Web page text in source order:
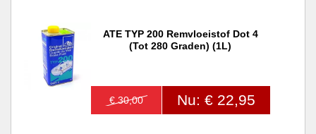
ATE TYP 200 Remvloeistof Dot 4
(tot 280 Graden) (1L)
€ 30,00 Nu: € 22,95